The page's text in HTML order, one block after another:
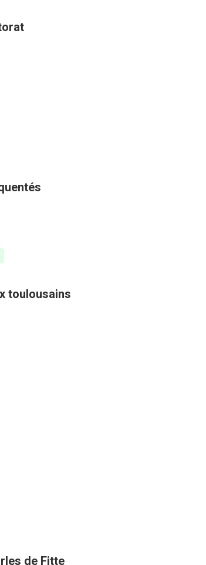
toulousains
de Fitte